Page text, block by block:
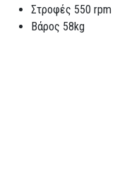
Στροφές 550 rpm
Βάρος 58kg